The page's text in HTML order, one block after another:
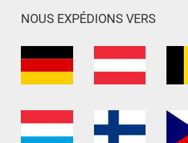
NOUS EXPÉDIONS VERS